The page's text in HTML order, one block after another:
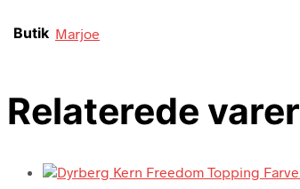
Butik Marjoe
Relaterede varer